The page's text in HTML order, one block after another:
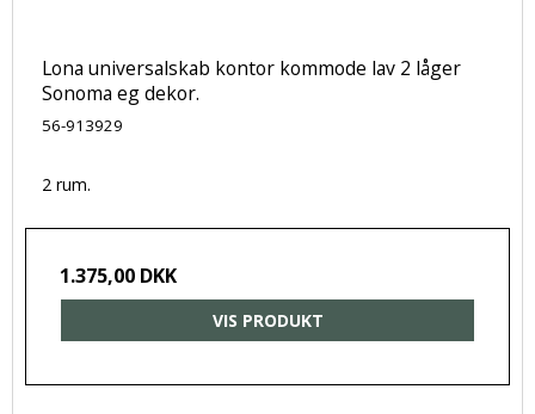
Lona universalskab kontor kommode lav 2 låger
Sonoma eg dekor.
56-913929
2 rum.
1.375,00 DKK
VIS PRODUKT